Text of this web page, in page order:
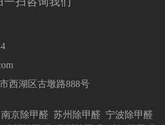
西湖区古墩路888号
南京除甲醛 苏州除甲醛 宁波除甲醛